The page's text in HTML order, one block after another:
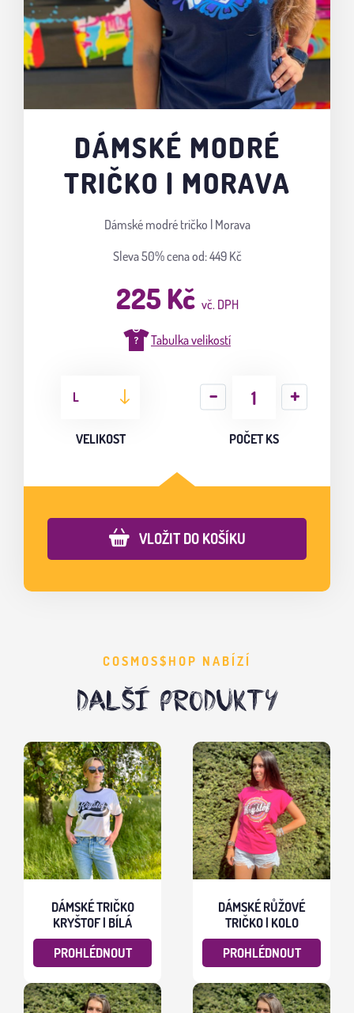
DÁMSKÉ MODRÉ
TRIČKO | MORAVA
Dámské modré tričko | Morava
Sleva 50%cena od: 449 Kč
225 Kč vč. DPH
Tabulka velikostí
L
VELIKOST POČET KS
VLOŽIT DO KOŠÍKU
COSMOS$HOP NABÍZÍ
DALŠÍ PRODUKTY
DÁMSKÉ TRIČKO
KRYŠTOF | BÍLÁ
PROHLÉDNOUT
DÁMSKÉ RŮŽOVÉ
TRIČKO | KOLO
PROHLÉDNOUT